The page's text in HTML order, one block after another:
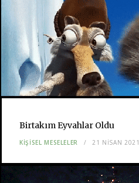
Birtakım Eyvahlar Oldu
KIŞISEL MESELELER 21 NISAN 2021